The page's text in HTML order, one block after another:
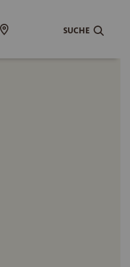
SUCHE